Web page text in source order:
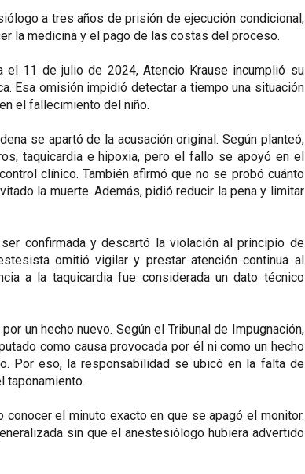
a tres años de prisión de ejecución condicional,
la medicina y el pago de las costas del proceso.
el 11 de julio de 2024, Atencio Krause incumplió su
Esa omisión impidió detectar a tiempo una situación
el fallecimiento del niño.
se apartó de la acusación original. Según planteó,
taquicardia e hipoxia, pero el fallo se apoyó en el
clínico. También afirmó que no se probó cuánto
la muerte. Además, pidió reducir la pena y limitar
confirmada y descartó la violación al principio de
omitió vigilar y prestar atención continua al
a la taquicardia fue considerada un dato técnico
un hecho nuevo. Según el Tribunal de Impugnación,
como causa provocada por él ni como un hecho
Por eso, la responsabilidad se ubicó en la falta de
taponamiento.
el minuto exacto en que se apagó el monitor.
sin que el anestesiólogo hubiera advertido